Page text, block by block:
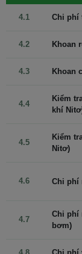
Điều hoà hoạt
chóng đạt 23°C
này được dùng
Cơ chế thổi
Điều hoà điều
nhanh chóng, lan
Cảm biến
remote giúp điều
xung quanh và
4.1 Chi phí
4.2 Khoan
4.3 Khoan
4.4
Kiểm
khí
4.5
Kiểm
Nitơ)
4.6 Chi phí
4.7
Chi phí
bơm)